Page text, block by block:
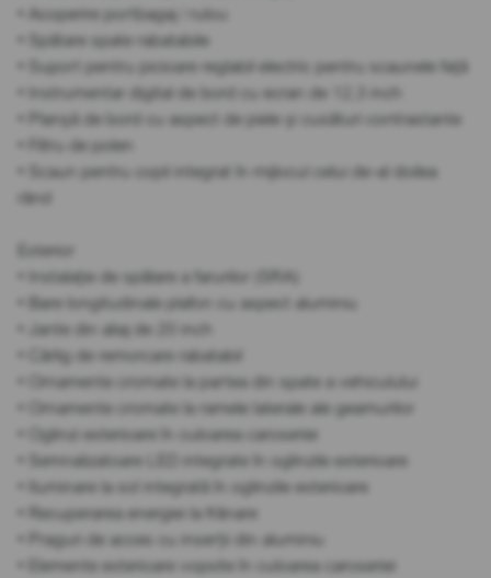
• Acoperire portbagaj / rulou
• Spătare spate rabatabile
• Suport pentru picioare reglabil electric pentru scaunele față
• Instrumentar digital de bord cu ecran de 12,3 inch
• Planșă de bord cu aspect de piele și cusături contrastante
• Filtru de polen
• Scaun pentru copil integrat în mijlocul celui de-al doilea
rând
Exterior
• Instalație de spălare a farurilor (SRA)
• Bare longitudinale plafon cu aspect aluminiu
• Jante din aliaj de 20 inch
• Cârlig de remorcare rabatabil
• Ornamente cromate la partea din spate a vehiculului
• Ornamente cromate la ramele laterale ale geamurilor
• Oglinzi exterioare în culoarea caroseriei
• Semnalizatoare LED integrate în oglinzile exterioare
• Iluminare la sol integrată în oglinzile exterioare
• Recuperarea energiei la frânare
• Praguri de acces cu inserții din aluminiu
• Elemente exterioare vopsite în culoarea caroseriei